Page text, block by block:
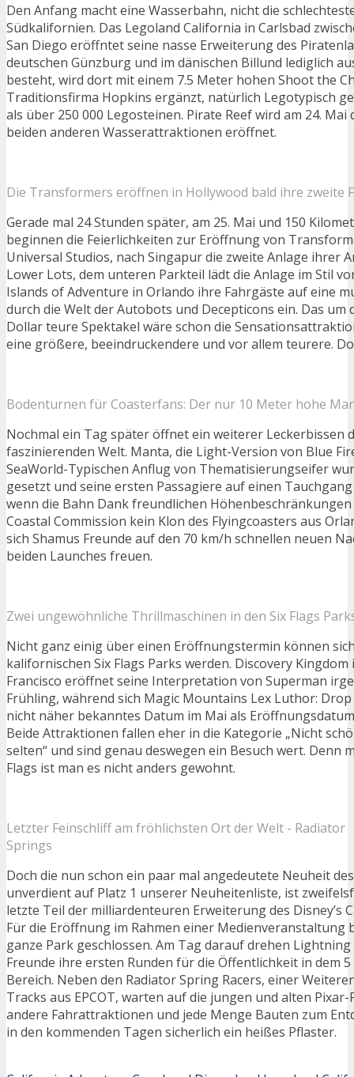
Den Anfang macht eine Wasserbahn, nicht die
Südkalifornien. Das Legoland California in Carlsbad
San Diego eröffntet seine nasse Erweiterung des
deutschen Günzburg und im dänischen Billund lediglich
besteht, wird dort mit einem 7.5 Meter hohen Shoot the
Traditionsfirma Hopkins ergänzt, natürlich Legotypisch
als über 250 000 Legosteinen. Pirate Reef wird am 24.
beiden anderen Wasserattraktionen eröffnet.
Die Transformers eröffnen in Hollywood bald ihre zweite
Gerade mal 24 Stunden später, am 25. Mai und 150
beginnen die Feierlichkeiten zur Eröffnung von
Universal Studios, nach Singapur die zweite Anlage ihrer
Lower Lots, dem unteren Parkteil lädt die Anlage im Stil
Islands of Adventure in Orlando ihre Fahrgäste auf eine
durch die Welt der Autobots und Decepticons ein. Das um
Dollar teure Spektakel wäre schon die
eine größere, beeindruckendere und vor allem teurere.
Bodenturnen für Coasterfans: Der nur 10 Meter hohe
Nochmal ein Tag später öffnet ein weiterer Leckerbissen
faszinierenden Welt. Manta, die Light-Version von Blue
SeaWorld-Typischen Anflug von Thematisierungseifer
gesetzt und seine ersten Passagiere auf einen
wenn die Bahn Dank freundlichen
Coastal Commission kein Klon des Flyingcoasters aus
sich Shamus Freunde auf den 70 km/h schnellen neuen
beiden Launches freuen.
Zwei ungewöhnliche Thrillmaschinen in den Six Flags
Nicht ganz einig über einen Eröffnungstermin können
kalifornischen Six Flags Parks werden. Discovery Kingdom
Francisco eröffnet seine Interpretation von Superman
Frühling, während sich Magic Mountains Lex Luthor:
nicht näher bekanntes Datum im Mai als
Beide Attraktionen fallen eher in die Kategorie „Nicht
selten“ und sind genau deswegen ein Besuch wert. Denn
Flags ist man es nicht anders gewohnt.
Letzter Feinschliff am fröhlichsten Ort der Welt - Radiator
Springs
Doch die nun schon ein paar mal angedeutete Neuheit
unverdient auf Platz 1 unserer Neuheitenliste, ist
letzte Teil der milliardenteuren Erweiterung des Disney’s
Für die Eröffnung im Rahmen einer Medienveranstaltung
ganze Park geschlossen. Am Tag darauf drehen
Freunde ihre ersten Runden für die Öffentlichkeit in dem
Bereich. Neben den Radiator Spring Racers, einer
Tracks aus EPCOT, warten auf die jungen und alten Pixar-
andere Fahrattraktionen und jede Menge Bauten zum
in den kommenden Tagen sicherlich ein heißes Pflaster.